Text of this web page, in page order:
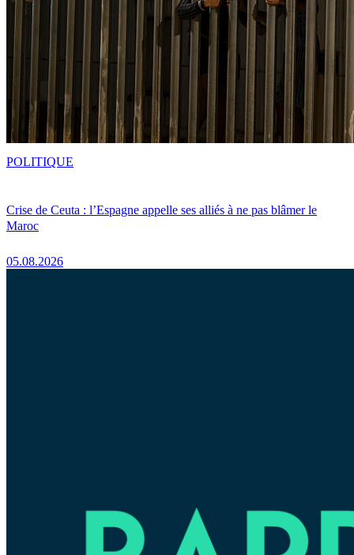
Crise de Ceuta : l’Espagne appelle ses alliés à ne pas blâmer le
Maroc
05.08.2026
POLITIQUE